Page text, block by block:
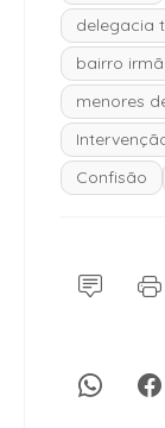
delegacia
bairro
menores
Confisão